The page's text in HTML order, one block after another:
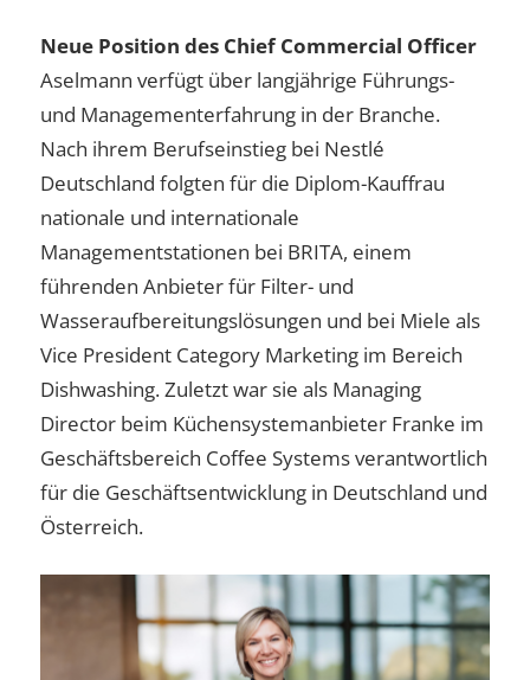
Neue Position des Chief Commercial Officer
Aselmann verfügt über langjährige Führungs-
und Managementerfahrung in der Branche.
Nach ihrem Berufseinstieg bei Nestlé
Deutschland folgten für die Diplom-Kauffrau
nationale und internationale
Managementstationen bei BRITA, einem
führenden Anbieter für Filter- und
Wasseraufbereitungslösungen und bei Miele als
Vice President Category Marketing im Bereich
Dishwashing. Zuletzt war sie als Managing
Director beim Küchensystemanbieter Franke im
Geschäftsbereich Coffee Systems verantwortlich
für die Geschäftsentwicklung in Deutschland und
Österreich.